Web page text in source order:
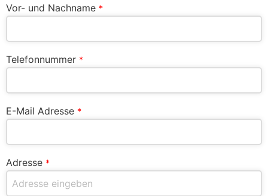
Vor- und Nachname *
Telefonnummer *
E-Mail Adresse *
Adresse *